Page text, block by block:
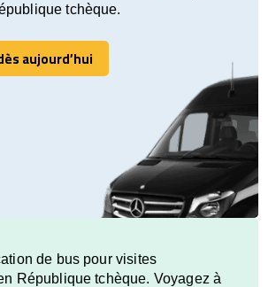
tchèque.
aujourd’hui
aujourd’hui
de bus pour visites
République tchèque. Voyagez à